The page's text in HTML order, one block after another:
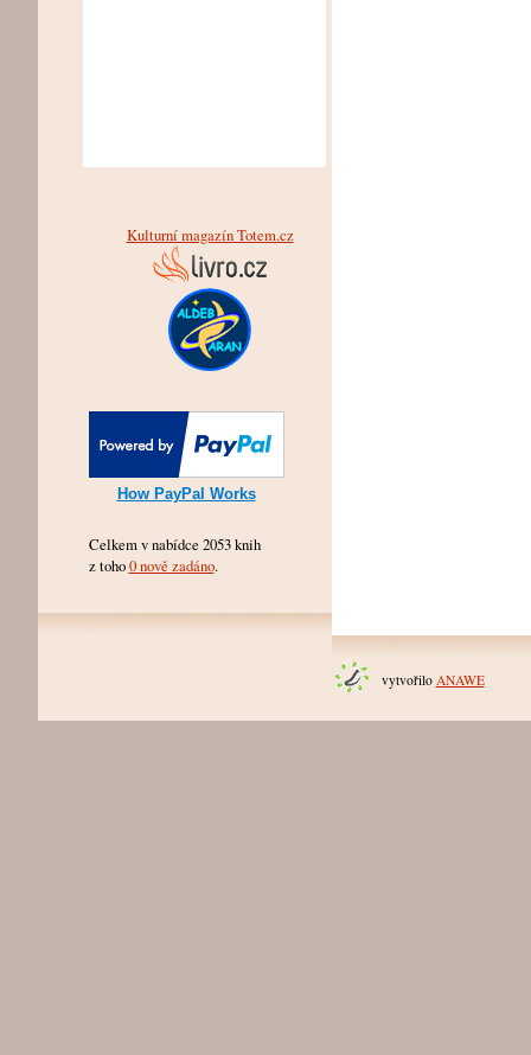
Kulturní magazín Totem.cz
How PayPal Works
Celkem v nabídce 2053 knih
z toho0 nově zadáno.
vytvořilo ANAWE